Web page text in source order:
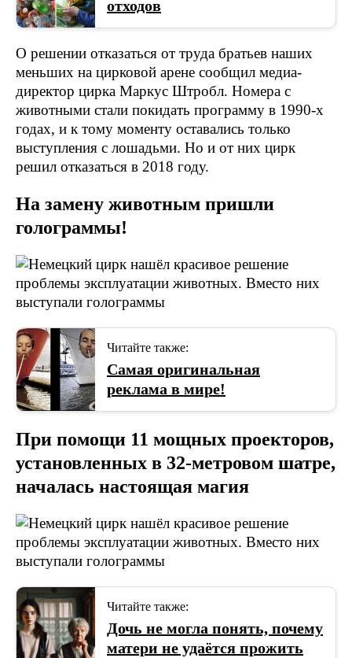
отходов
О решении отказаться от труда братьев наших
меньших на цирковой арене сообщил медиа-
директор цирка Маркус Штробл. Номера с
животными стали покидать программу в 1990-х
годах, и к тому моменту оставались только
выступления с лошадьми. Но и от них цирк
решил отказаться в 2018 году.
На замену животным пришли
голограммы!
Читайте также:
Самая оригинальная
реклама в мире!
При помощи 11 мощных проекторов,
установленных в 32-метровом шатре,
началась настоящая магия
Читайте также:
Дочь не могла понять, почему
матери не удаётся прожить